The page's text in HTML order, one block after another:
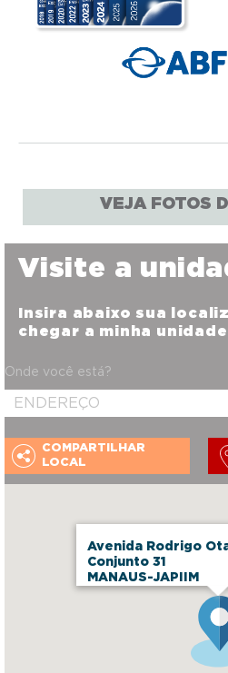
VEJA FOTOS
Avenida Rodrigo
Conjunto 31
MANAUS-JAPIIM
Visite a
Insira abaixo sua
chegar a minha
Onde você está?
COMPARTILHAR
LOCAL